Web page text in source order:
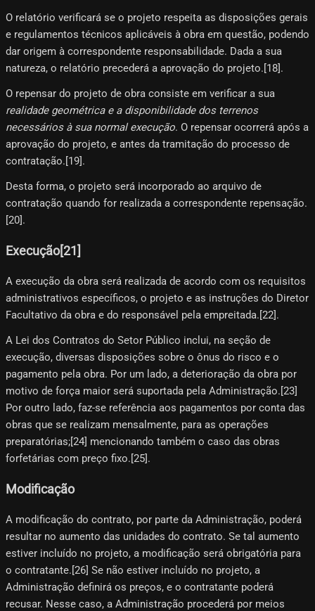
O relatório verificará se o projeto respeita as disposições gerais
e regulamentos técnicos aplicáveis ​​à obra em questão, podendo
dar origem à correspondente responsabilidade. Dada a sua
natureza, o relatório precederá a aprovação do projeto.[18]​.
O repensar do projeto de obra consiste em verificar a sua
realidade geométrica e a disponibilidade dos terrenos
necessários à sua normal execução. O repensar ocorrerá após a
aprovação do projeto, e antes da tramitação do processo de
contratação.[19]​.
Desta forma, o projeto será incorporado ao arquivo de
contratação quando for realizada a correspondente repensação.
[20]​.
Execução[21]​
A execução da obra será realizada de acordo com os requisitos
administrativos específicos, o projeto e as instruções do Diretor
Facultativo da obra e do responsável pela empreitada.[22]​.
A Lei dos Contratos do Setor Público inclui, na seção de
execução, diversas disposições sobre o ônus do risco e o
pagamento pela obra. Por um lado, a deterioração da obra por
motivo de força maior será suportada pela Administração.[23]​
Por outro lado, faz-se referência aos pagamentos por conta das
obras que se realizam mensalmente, para as operações
preparatórias;[24]​ mencionando também o caso das obras
forfetárias com preço fixo.[25]​.
Modificação
A modificação do contrato, por parte da Administração, poderá
resultar no aumento das unidades do contrato. Se tal aumento
estiver incluído no projeto, a modificação será obrigatória para
o contratante.[26]​ Se não estiver incluído no projeto, a
Administração definirá os preços, e o contratante poderá
recusar. Nesse caso, a Administração procederá por meios